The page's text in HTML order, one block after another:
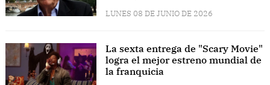
LUNES 08 DE JUNIO DE 2026
La sexta entrega de "Scary Movie"
logra el mejor estreno mundial de
la franquicia